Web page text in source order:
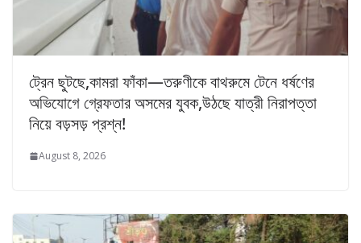
ট্রেন ছুটছে,কামরা ফাঁকা—তরুণীকে বাথরুমে টেনে ধর্ষণের
অভিযোগে গ্রেফতার অসমের যুবক,উঠছে যাত্রী নিরাপত্তা
নিয়ে বড়সড় প্রশ্ন!
August 8, 2026